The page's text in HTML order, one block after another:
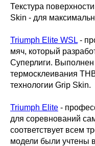
Текстура
Skin - для
Triumph Elite WSL -
мяч, который
Суперлиги. Выполнен
термосклеивания
технологии Grip Skin.
Triumph Elite -
для соревнований
соответствует всем
модели были учтены